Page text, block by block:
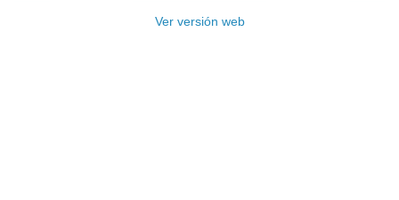
Ver versión web